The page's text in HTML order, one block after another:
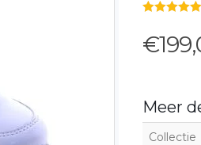
Meer
Collectie